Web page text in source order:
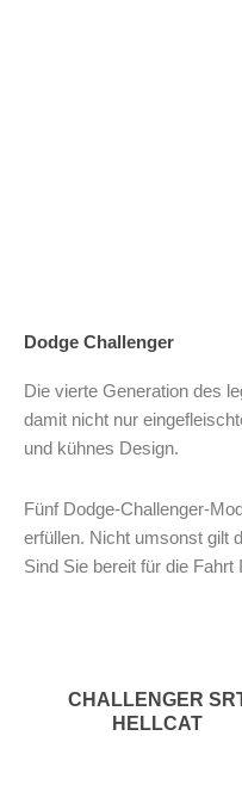
Dodge Challenger
Die vierte Generation des
damit nicht nur
und kühnes Design.
Fünf Dodge-Challenger-
erfüllen. Nicht umsonst gilt
Sind Sie bereit für die
CHALLENGER
HELLCAT